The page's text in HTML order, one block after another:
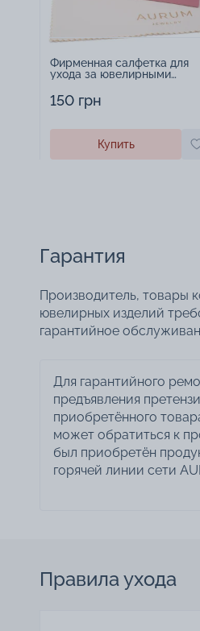
Фирменная салфетка для
ухода за ювелирными
150 грн
Купить
Гарантия
Производитель, товары
ювелирных изделий
гарантийное
Для гарантийного
предъявления
приобретённого
может обратиться к
был приобретён
горячей линии сети
Правила ухода